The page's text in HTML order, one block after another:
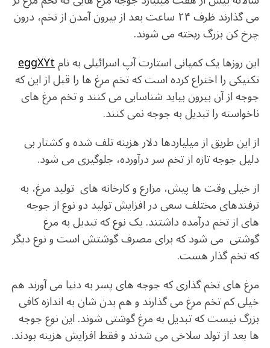
می گذارند ظرف ۲۴ ساعت بعد از بیرون آمدن از تخم، درون
چرخ کن بزرگ ریخته می شوند.
این روزها یک کمپانی استارت آپ اسرائیلی به نامeggXYt
تکنیکی را اختراع کرده است که تخم مرغ ها را قبل از این که
جوجه از آن بیرون بیاید شناسایی می کنند و تخم مرغ های
ناخواسته را تبدیل به جوجه نمی کنند.
از این طریق از میلیاردها دلار هزینه تلف شده و کشتار بی
دلیل جوجه تازه از تخم سر درآورده، جلوگیری می شود.
از خیلی وقت ها پیش، مزارع و کارخانه های تولید مرغ، به
ترفندهای مختلف سعی در افزایش تولید دو نوع از جوجه
های از تخم درآمده داشتند. یک نوع که تبدیل به مرغ
گوشتی می شود که برای مصرف گوشتش است و نوع دیگر
که تخم گذار هست.
مرغ های تخم گذاری که جوجه های پسر به دنیا می آورند هم
خیلی کم تخم مرغ می گذارند و هم بدن شان به اندازه کافی
بزرگ نیست که تبدیل به مرغ گوشتی شوند. این نوع جوجه
ها بعد از تولد سلاخی می شدند و فقط افزایش هزینه بودند.